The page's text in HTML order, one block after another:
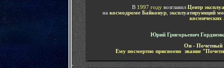
В1997 году возглавил Центр
на космодроме Байконур, эксплуатирующий
космических
Юрий Григорьевич
Он -Почетный
Ему посмертно присвоено звание
-